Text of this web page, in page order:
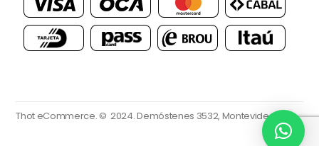
Thot eCommerce. © 2024.Demóstenes 3532, Montevideo.